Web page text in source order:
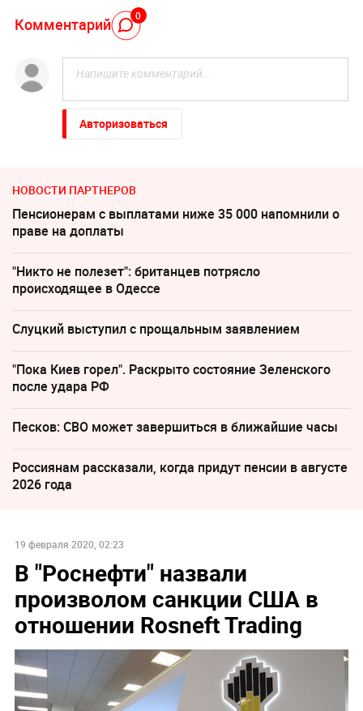
Комментарий 0
Авторизоваться
НОВОСТИ ПАРТНЕРОВ
Пенсионерам с выплатами ниже 35 000 напомнили о
праве на доплаты
"Никто не полезет": британцев потрясло
происходящее в Одессе
Слуцкий выступил с прощальным заявлением
"Пока Киев горел". Раскрыто состояние Зеленского
после удара РФ
Песков: СВО может завершиться в ближайшие часы
Россиянам рассказали, когда придут пенсии в августе
2026 года
19 февраля 2020, 02:23
В "Роснефти" назвали
произволом санкции США в
отношении Rosneft Trading